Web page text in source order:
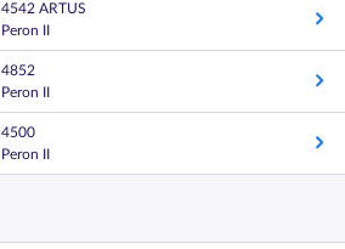
4542 ARTUS
Peron II
4852
Peron II
4500
Peron II